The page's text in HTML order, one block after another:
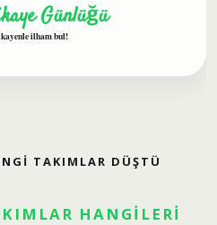
Günlüğü
ilham bul!
TAKIMLAR DÜŞTÜ
HANGILERI